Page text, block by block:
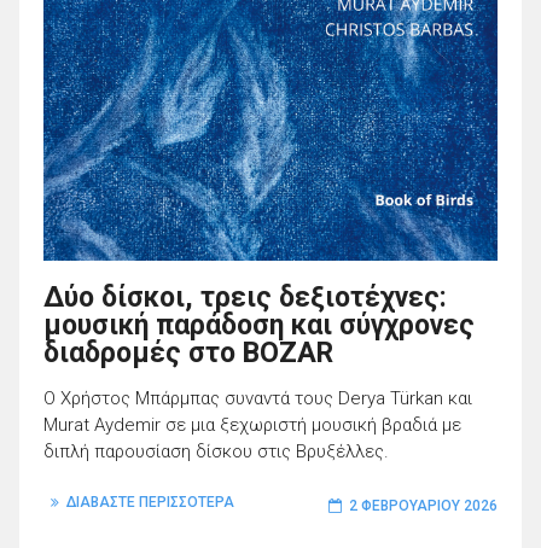
Δύο δίσκοι, τρεις δεξιοτέχνες:
μουσική παράδοση και σύγχρονες
διαδρομές στο BOZAR
Ο Χρήστος Μπάρμπας συναντά τους Derya Türkan και
Murat Aydemir σε μια ξεχωριστή μουσική βραδιά με
διπλή παρουσίαση δίσκου στις Βρυξέλλες.
ΔΙΑΒΑΣΤΕ ΠΕΡΙΣΣΟΤΕΡΑ 2 ΦΕΒΡΟΥΑΡΊΟΥ 2026